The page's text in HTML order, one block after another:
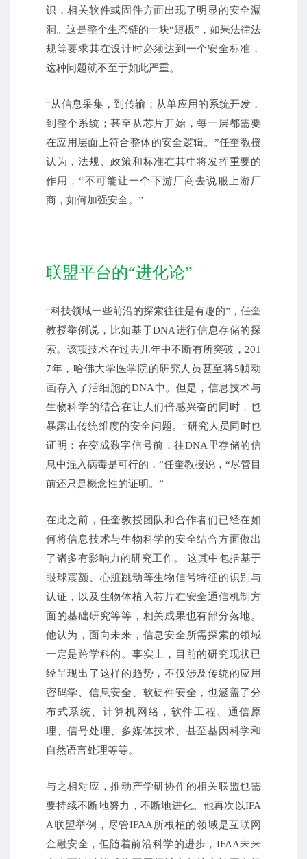
识，相关软件或固件方面出现了明显的安全漏
洞。这是整个生态链的一块“短板”，如果法律法
规等要求其在设计时必须达到一个安全标准，
这种问题就不至于如此严重。
“从信息采集，到传输；从单应用的系统开发，
到整个系统；甚至从芯片开始，每一层都需要
在应用层面上符合整体的安全逻辑。”任奎教授
认为，法规、政策和标准在其中将发挥重要的
作用，“不可能让一个下游厂商去说服上游厂
商，如何加强安全。”
联盟平台的“进化论”
“科技领域一些前沿的探索往往是有趣的”，任奎
教授举例说，比如基于DNA进行信息存储的探
索。该项技术在过去几年中不断有所突破，201
7年，哈佛大学医学院的研究人员甚至将5帧动
画存入了活细胞的DNA中。但是，信息技术与
生物科学的结合在让人们倍感兴奋的同时，也
暴露出传统维度的安全问题。“研究人员同时也
证明：在变成数字信号前，往DNA里存储的信
息中混入病毒是可行的，”任奎教授说，“尽管目
前还只是概念性的证明。”
在此之前，任奎教授团队和合作者们已经在如
何将信息技术与生物科学的安全结合方面做出
了诸多有影响力的研究工作。 这其中包括基于
眼球震颤、心脏跳动等生物信号特征的识别与
认证，以及生物体植入芯片在安全通信机制方
面的基础研究等等，相关成果也有部分落地。
他认为，面向未来，信息安全所需探索的领域
一定是跨学科的。事实上，目前的研究现状已
经呈现出了这样的趋势，不仅涉及传统的应用
密码学、信息安全、软硬件安全，也涵盖了分
布式系统、计算机网络，软件工程、通信原
理、信号处理、多媒体技术、甚至基因科学和
自然语言处理等等。
与之相对应，推动产学研协作的相关联盟也需
要持续不断地努力，不断地进化。他再次以IFA
A联盟举例，尽管IFAA所根植的领域是互联网
金融安全，但随着前沿科学的进步，IFAA未来